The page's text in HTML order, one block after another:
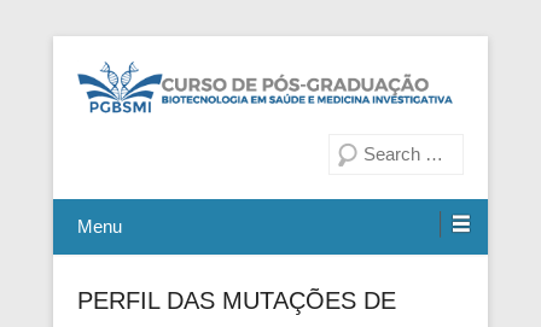
Curso de Pós-Graduação em
Medicina Investigativa
Menu
PERFIL DAS MUTAÇÕES DE